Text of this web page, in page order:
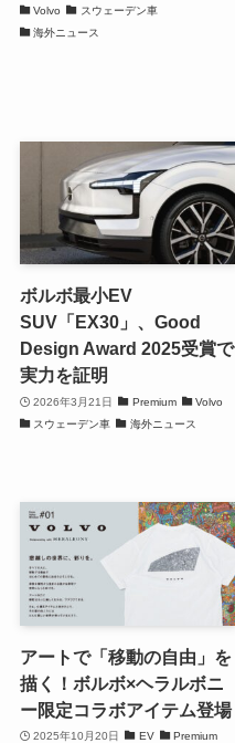
Volvo
スウェーデン車
海外ニュース
ボルボ最小EV
SUV「EX30」、Good
Design Award 2025受賞で
実力を証明
2026年3月21日 Premium
Volvo
スウェーデン車
海外ニュース
アートで「移動の自由」を
描く！ボルボ×ヘラルボニ
ー限定コラボアイテム登場
2025年10月20日 EV
Premium